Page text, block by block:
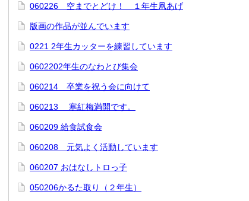
060226 空までとどけ！ １年生凧あげ
版画の作品が並んでいます
0221 2年生カッターを練習しています
0602202年生のなわとび集会
060214 卒業を祝う会に向けて
060213 寒紅梅満開です。
060209 給食試食会
060208 元気よく活動しています
060207 おはなしトロっ子
050206かるた取り（２年生）